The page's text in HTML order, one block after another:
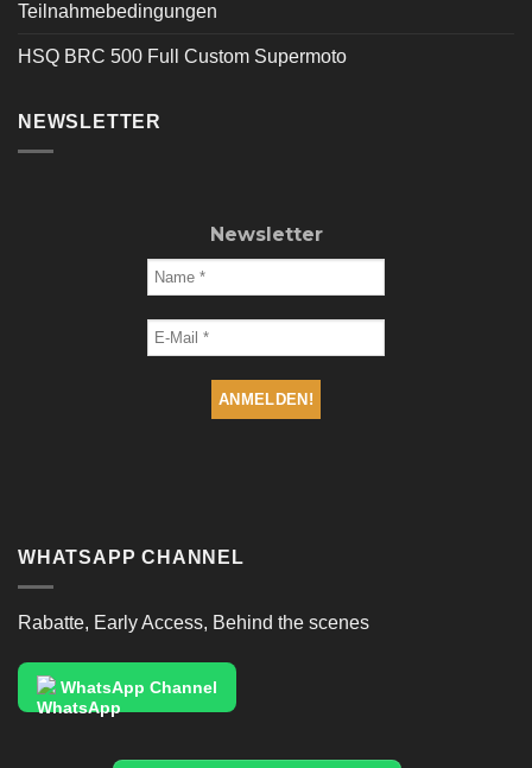
Teilnahmebedingungen
HSQ BRC 500 Full Custom Supermoto
NEWSLETTER
Newsletter
WHATSAPP CHANNEL
Rabatte, Early Access, Behind the scenes
WhatsApp Channel